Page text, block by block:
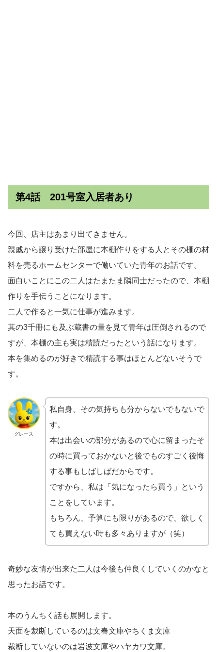
第4話 201号室入居者あり
今回、店主はあまり出てきません。
親戚から譲り受けた部屋に本棚作りをする人とその棚の材
料を売るホームセンターで働いていた青年のお話です。
面白いことにこの二人はたまたま隣同士だったので、本棚
作りを手伝うことになります。
二人で作ると一気に仕事が進みます。
其の3千冊にも及ぶ蔵書の量を見て青年は圧倒されるので
すが、本棚の主も実は積読だったという話になります。
本を集めるのが好きで精読する事はほとんどないそうで
す。
グレース
私自身、その気持ちも分からないでもないで
す。
本は出会いの部分があるので心に留まったそ
の時に買っておかないと後でものすごく後悔
する事もしばしばだからです。
ですから、私は「気になったら買う」という
ことをしています。
もちろん、予算にも限りがあるので、欲しく
ても買えない時も多々ありますが（笑）
奇妙な友情が出来た二人は今後も仲良くしていくのかなと
思ったお話です。
本のうんちく話も展開します。
天面を裁断しているのは文春文庫やちくま文庫
裁断していないのは岩波文庫やハヤカワ文庫。